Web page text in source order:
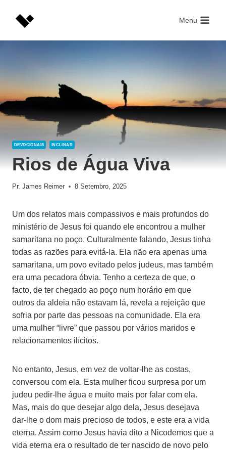
Menu
DEVOCIONAIS INCLINAR
Rios de Água Viva
Pr. James Reimer 8 Setembro, 2025
Um dos relatos mais compassivos e mais profundos do
ministério de Jesus foi quando ele encontrou a mulher
samaritana no poço. Culturalmente falando, Jesus tinha
todas as razões para evitá-la. Ela não era apenas uma
samaritana, um povo evitado pelos judeus, mas também
era uma pecadora óbvia. Tenho a certeza de que, o
facto, de ter chegado ao poço num horário em que
outros da aldeia não estavam lá, revela a rejeição que
sofria por parte das pessoas na comunidade. Ela era
uma mulher “livre” que passou por vários maridos e
relacionamentos ilícitos.
No entanto, Jesus, em vez de voltar-lhe as costas,
conversou com ela. Esta mulher ficou surpresa por um
judeu pedir-lhe água e muito mais por falar com ela.
Mas, mais do que desejar algo dela, Jesus desejava
dar-lhe o dom mais precioso de todos, e este era a vida
eterna. Assim como Jesus havia dito a Nicodemos que a
vida eterna era o resultado de ter nascido de novo pelo